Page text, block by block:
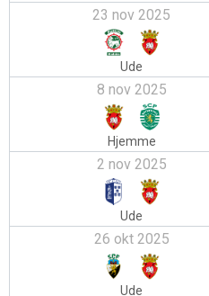
23 nov 2025
Ude
8 nov 2025
Hjemme
2 nov 2025
Ude
26 okt 2025
Ude